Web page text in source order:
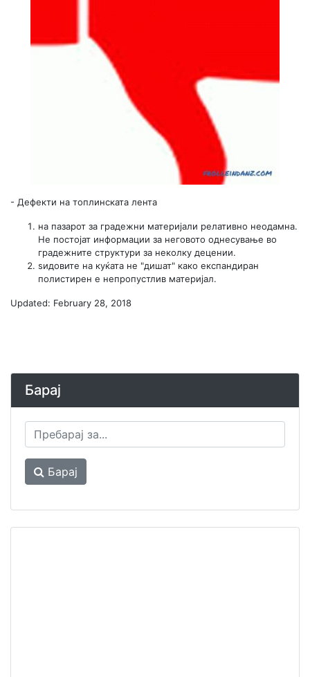
- Дефекти на топлинската лента
на пазарот за градежни материјали релативно неодамна.
Не постојат информации за неговото однесување во
градежните структури за неколку децении.
ѕидовите на куќата не "дишат" како експандиран
полистирен е непропустлив материјал.
Updated: February 28, 2018
Барај
Барај